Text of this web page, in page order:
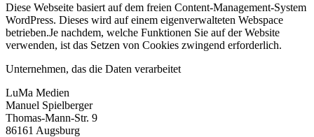
Diese Webseite basiert auf dem freien Content-Management-System
WordPress. Dieses wird auf einem eigenverwalteten Webspace
betrieben.Je nachdem, welche Funktionen Sie auf der Website
verwenden, ist das Setzen von Cookies zwingend erforderlich.
Unternehmen, das die Daten verarbeitet
LuMa Medien
Manuel Spielberger
Thomas-Mann-Str. 9
86161 Augsburg